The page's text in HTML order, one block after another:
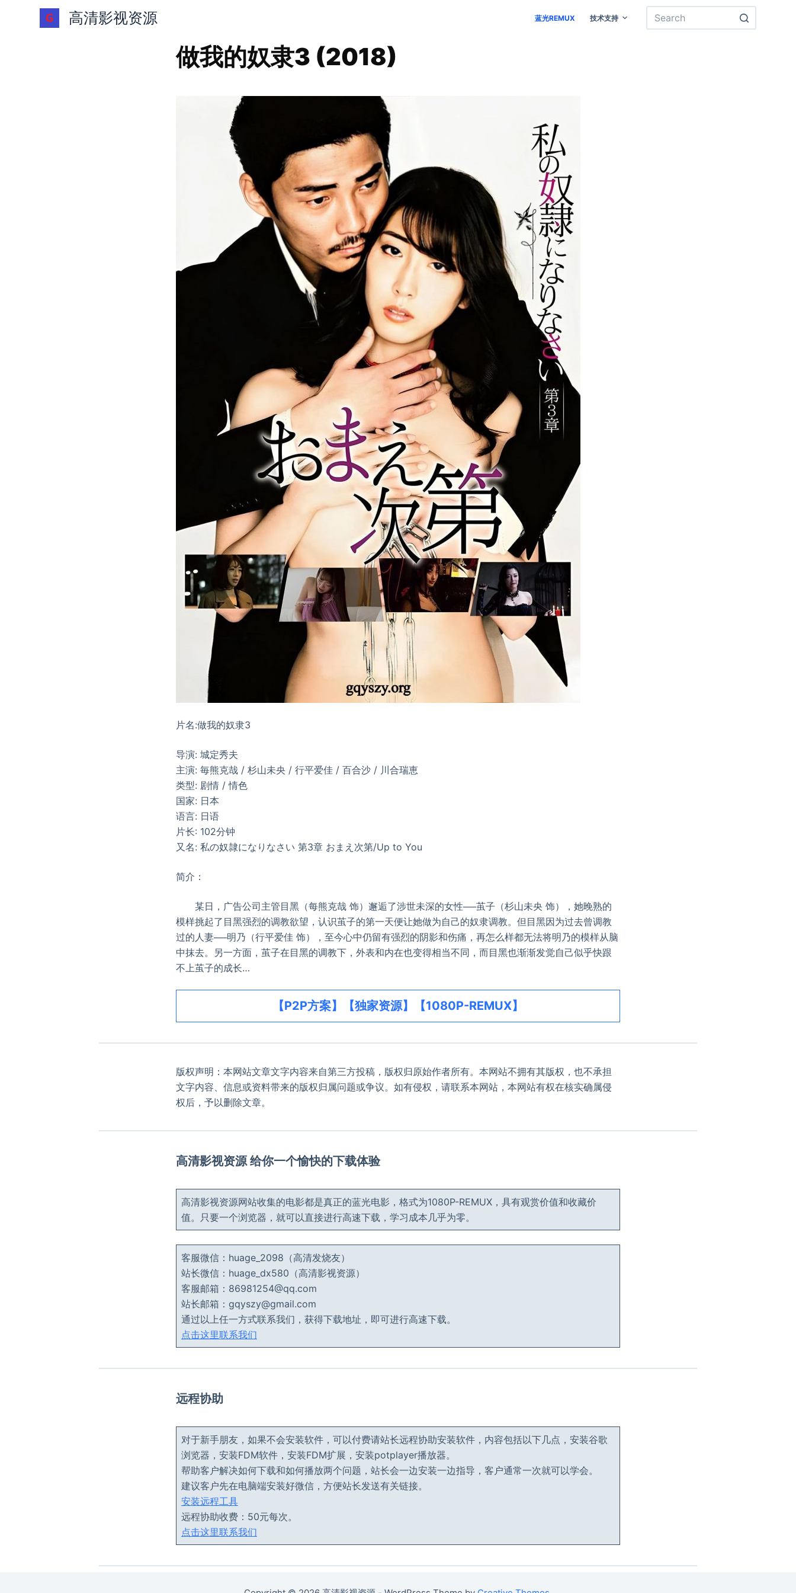
高清影视资源 蓝光REMUX 技术支持
做我的奴隶3 (2018)
片名:做我的奴隶3
导演: 城定秀夫
主演: 毎熊克哉 / 杉山未央 / 行平爱佳 / 百合沙 / 川合瑞恵
类型: 剧情 / 情色
国家: 日本
语言: 日语
片长: 102分钟
又名: 私の奴隷になりなさい 第3章 おまえ次第/Up to You
简介：
某日，广告公司主管目黑（每熊克哉 饰）邂逅了涉世未深的女性──茧子（杉山未央 饰），她晚熟的
模样挑起了目黑强烈的调教欲望，认识茧子的第一天便让她做为自己的奴隶调教。但目黑因为过去曾调教
过的人妻──明乃（行平爱佳 饰），至今心中仍留有强烈的阴影和伤痛，再怎么样都无法将明乃的模样从脑
中抹去。另一方面，茧子在目黑的调教下，外表和内在也变得相当不同，而目黑也渐渐发觉自己似乎快跟
不上茧子的成长…
【P2P方案】【独家资源】【1080P-REMUX】
版权声明：本网站文章文字内容来自第三方投稿，版权归原始作者所有。本网站不拥有其版权，也不承担
文字内容、信息或资料带来的版权归属问题或争议。如有侵权，请联系本网站，本网站有权在核实确属侵
权后，予以删除文章。
高清影视资源 给你一个愉快的下载体验
高清影视资源网站收集的电影都是真正的蓝光电影，格式为1080P-REMUX，具有观赏价值和收藏价
值。只要一个浏览器，就可以直接进行高速下载，学习成本几乎为零。
客服微信：huage_2098（高清发烧友）
站长微信：huage_dx580（高清影视资源）
客服邮箱：86981254@qq.com
站长邮箱：gqyszy@gmail.com
通过以上任一方式联系我们，获得下载地址，即可进行高速下载。
点击这里联系我们
远程协助
对于新手朋友，如果不会安装软件，可以付费请站长远程协助安装软件，内容包括以下几点，安装谷歌
浏览器，安装FDM软件，安装FDM扩展，安装potplayer播放器。
帮助客户解决如何下载和如何播放两个问题，站长会一边安装一边指导，客户通常一次就可以学会。
建议客户先在电脑端安装好微信，方便站长发送有关链接。
安装远程工具
远程协助收费：50元每次。
点击这里联系我们